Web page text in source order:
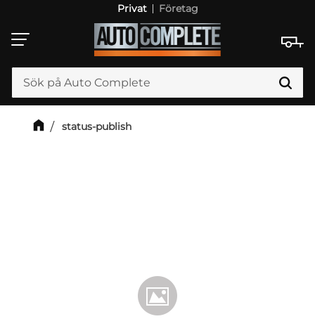
Meny
Privat Företag
status-publish